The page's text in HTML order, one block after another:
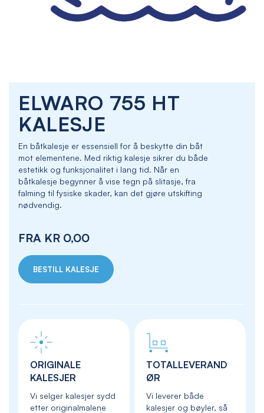
ELWARO 755 HT
KALESJE
En båtkalesje er essensiell for å beskytte din båt
mot elementene. Med riktig kalesje sikrer du både
estetikk og funksjonalitet i lang tid. Når en
båtkalesje begynner å vise tegn på slitasje, fra
falming til fysiske skader, kan det gjøre utskifting
nødvendig.
FRA KR 0,00
BESTILL KALESJE
ORIGINALE
KALESJER
Vi selger kalesjer sydd
etter originalmalene
TOTALLEVERAND
ØR
Vi leverer både
kalesjer og bøyler, så
the
beginning
the
images
gallery